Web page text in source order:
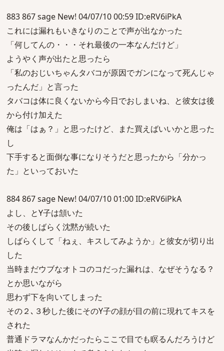
883 867 sage New! 04/07/10 00:59 ID:eRV6iPkA
これには漏れもいきなりのことで声が出なかった
「何してんの・・・それ最後の一本なんだけど」
ようやく声が出たと思ったら
「私のおじいちゃんタバコが原因でガンになって死んじゃ
ったんだ」と言った
タバコは体に良くないから今日でおしまいね、と彼女は後
から付け加えた
俺は「はぁ？」と思ったけど、また買えばいいかと思った
し
下手すると面倒な事になりそうだと思ったから「分かっ
た」といっておいた
884 867 sage New! 04/07/10 01:00 ID:eRV6iPkA
よし、とY子は頷いた
その後しばらく沈黙が続いた
しばらくして「ねぇ、キスしてみようか」と彼女が切り出
した
当時まだウブなオトコのコだった漏れは、なぜそうなる？
とか思いながら
思わず下を向いてしまった
その２､３秒した後にそのY子の顔が目の前に現れてキスを
された
普通ドラマなんかだったらここで目でも瞑るんだろうけど